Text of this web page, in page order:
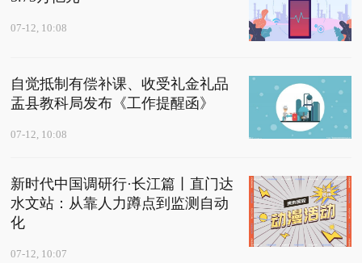
07-12, 10:08
自觉抵制有偿补课、收受礼金礼品
盂县教科局发布《工作提醒函》
07-12, 10:08
新时代中国调研行·长江篇丨直门达
水文站：从靠人力蹲点到监测自动
化
07-12, 10:07